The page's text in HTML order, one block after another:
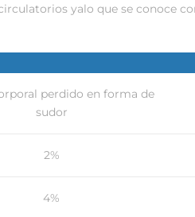
yalo que se conoce
perdido en forma de
sudor
2%
4%